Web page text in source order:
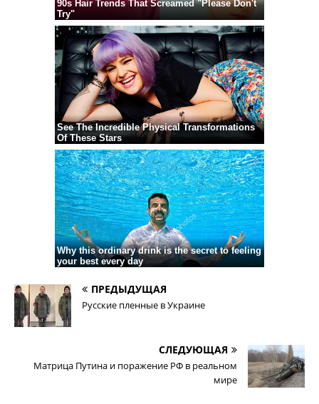
ПРЕДЫДУЩАЯ
Русские пленные в Украине
СЛЕДУЮЩАЯ
Матрица Путина и поражение РФ в реальном
мире